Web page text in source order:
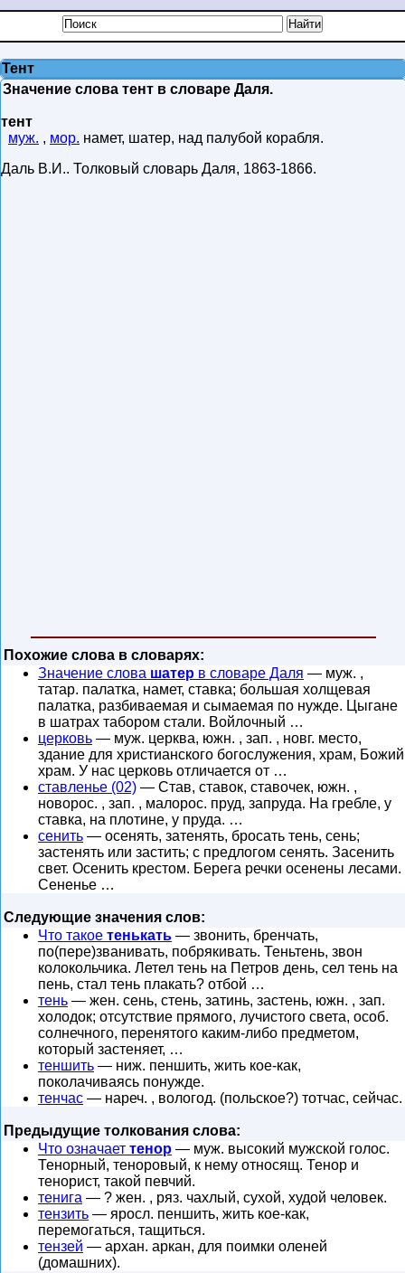
Тент
Значение слова тент в словаре Даля.
тент
муж. , мор. намет, шатер, над палубой корабля.
Даль В.И.. Толковый словарь Даля, 1863-1866.
Похожие слова в словарях:
Значение слова шатер в словаре Даля — муж. ,
татар. палатка, намет, ставка; большая холщевая
палатка, разбиваемая и сымаемая по нужде. Цыгане
в шатрах табором стали. Войлочный …
церковь — муж. церква, южн. , зап. , новг. место,
здание для христианского богослужения, храм, Божий
храм. У нас церковь отличается от …
ставленье (02) — Став, ставок, ставочек, южн. ,
новорос. , зап. , малорос. пруд, запруда. На гребле, у
ставка, на плотине, у пруда. …
сенить — осенять, затенять, бросать тень, сень;
застенять или застить; с предлогом сенять. Засенить
свет. Осенить крестом. Берега речки осенены лесами.
Сененье …
Следующие значения слов:
Что такое тенькать — звонить, бренчать,
по(пере)званивать, побрякивать. Теньтень, звон
колокольчика. Летел тень на Петров день, сел тень на
пень, стал тень плакать? отбой …
тень — жен. сень, стень, затинь, застень, южн. , зап.
холодок; отсутствие прямого, лучистого света, особ.
солнечного, перенятого каким-либо предметом,
который застеняет, …
теншить — ниж. пеншить, жить кое-как,
поколачиваясь понужде.
тенчас — нареч. , вологод. (польское?) тотчас, сейчас.
Предыдущие толкования слова:
Что означает тенор — муж. высокий мужской голос.
Тенорный, теноровый, к нему относящ. Тенор и
тенорист, такой певчий.
тенига — ? жен. , ряз. чахлый, сухой, худой человек.
тензить — яросл. пеншить, жить кое-как,
перемогаться, тащиться.
тензей — архан. аркан, для поимки оленей
(домашних).